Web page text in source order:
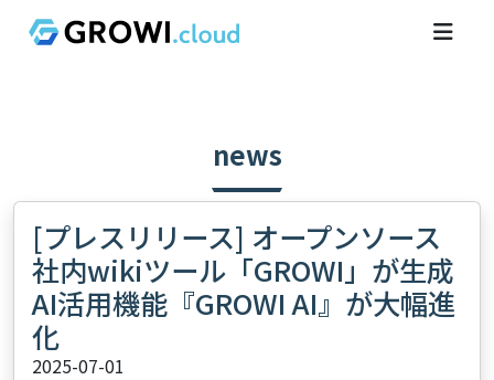
news
[プレスリリース] オープンソース
社内wikiツール「GROWI」が生成
AI活用機能『GROWI AI』が大幅進
化
2025-07-01